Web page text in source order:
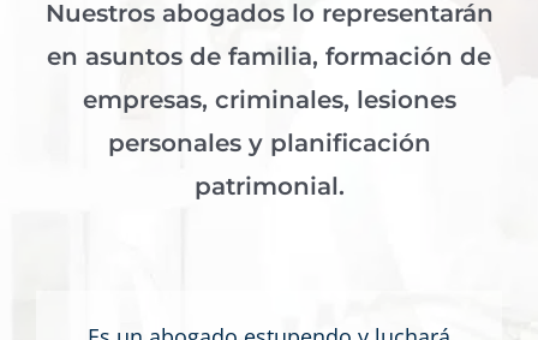
Nuestros abogados lo representarán
en asuntos de familia, formación de
empresas, criminales, lesiones
personales y planificación
patrimonial.